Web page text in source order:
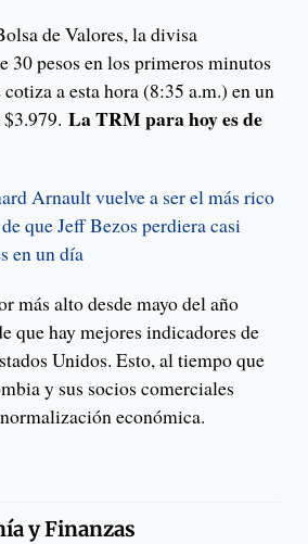
de Valores, la divisa
30 pesos en los primeros minutos
a esta hora (8:35 a.m.) en un
La TRM para hoy es de
Arnault vuelve a ser el más rico
que Jeff Bezos perdiera casi
en un día
más alto desde mayo del año
que hay mejores indicadores de
Unidos. Esto, al tiempo que
y sus socios comerciales
económica.
y Finanzas